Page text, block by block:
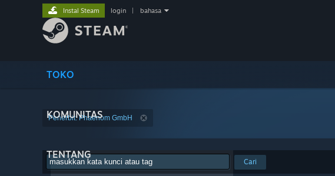
TOKO
KOMUNITAS
TENTANG
Instal Steam login bahasa
Penerbit: Phaenom GmbH
Cari